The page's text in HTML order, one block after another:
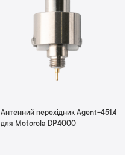
Антенний перехідник Agent-451.4
для Motorola DP4000